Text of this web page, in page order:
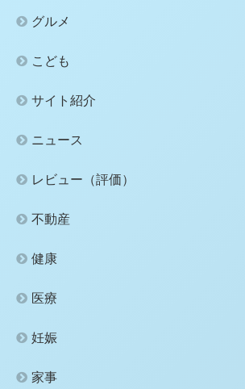
グルメ
こども
サイト紹介
ニュース
レビュー（評価）
不動産
健康
医療
妊娠
家事